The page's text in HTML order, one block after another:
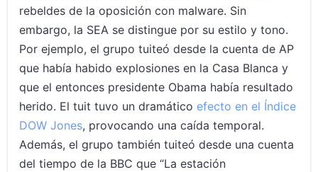
rebeldes de la oposición con malware. Sin
embargo, la SEA se distingue por su estilo y tono.
Por ejemplo, el grupo tuiteó desde la cuenta de AP
que había habido explosiones en la Casa Blanca y
que el entonces presidente Obama había resultado
herido. El tuit tuvo un dramático efecto en el Índice
DOW Jones, provocando una caída temporal.
Además, el grupo también tuiteó desde una cuenta
del tiempo de la BBC que “La estación